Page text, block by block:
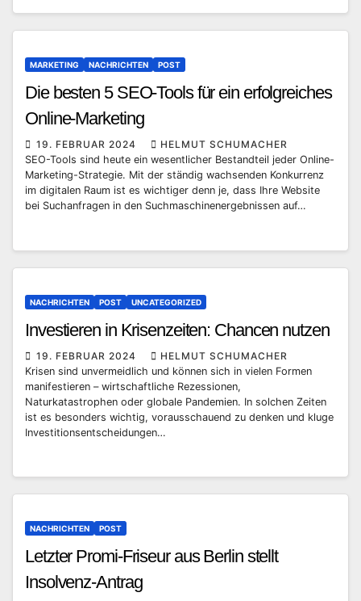
MARKETING NACHRICHTEN POST
Die besten 5 SEO-Tools für ein erfolgreiches
Online-Marketing
19. FEBRUAR 2024
HELMUT SCHUMACHER
SEO-Tools sind heute ein wesentlicher Bestandteil jeder Online-
Marketing-Strategie. Mit der ständig wachsenden Konkurrenz
im digitalen Raum ist es wichtiger denn je, dass Ihre Website
bei Suchanfragen in den Suchmaschinenergebnissen auf…
NACHRICHTEN POST UNCATEGORIZED
Investieren in Krisenzeiten: Chancen nutzen
19. FEBRUAR 2024
HELMUT SCHUMACHER
Krisen sind unvermeidlich und können sich in vielen Formen
manifestieren – wirtschaftliche Rezessionen,
Naturkatastrophen oder globale Pandemien. In solchen Zeiten
ist es besonders wichtig, vorausschauend zu denken und kluge
Investitionsentscheidungen…
NACHRICHTEN POST
Letzter Promi-Friseur aus Berlin stellt
Insolvenz-Antrag